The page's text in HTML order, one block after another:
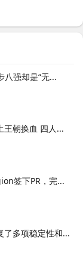
强却是“无...
朝换血 四人...
签下⁠PR⁠，完...
了多项稳定性和...